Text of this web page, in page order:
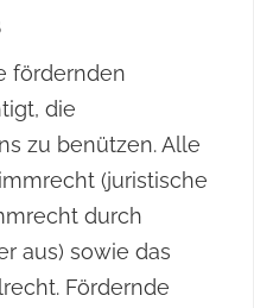
fördernden
die
zu benützen. Alle
(juristische
durch
aus) sowie das
Fördernde